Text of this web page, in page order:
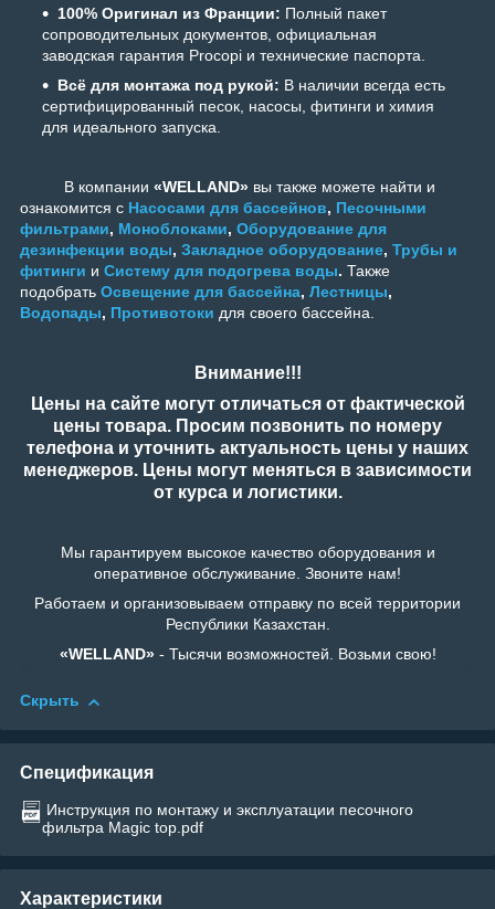
100% Оригинал из Франции: Полный пакет
сопроводительных документов, официальная
заводская гарантия Procopi и технические паспорта.
Всё для монтажа под рукой: В наличии всегда есть
сертифицированный песок, насосы, фитинги и химия
для идеального запуска.
В компании «WELLAND» вы также можете найти и
ознакомится с Насосами для бассейнов, Песочными
фильтрами, Моноблоками, Оборудование для
дезинфекции воды, Закладное оборудование, Трубы и
фитинги и Систему для подогрева воды. Также
подобрать Освещение для бассейна, Лестницы,
Водопады, Противотоки для своего бассейна.
Внимание!!!
Цены на сайте могут отличаться от фактической
цены товара. Просим позвонить по номеру
телефона и уточнить актуальность цены у наших
менеджеров. Цены могут меняться в зависимости
от курса и логистики.
Мы гарантируем высокое качество оборудования и
оперативное обслуживание. Звоните нам!
Работаем и организовываем отправку по всей территории
Республики Казахстан.
«WELLAND»- Тысячи возможностей. Возьми свою!
Скрыть
Спецификация
Инструкция по монтажу и эксплуатации песочного
фильтра Magic top.pdf
Характеристики